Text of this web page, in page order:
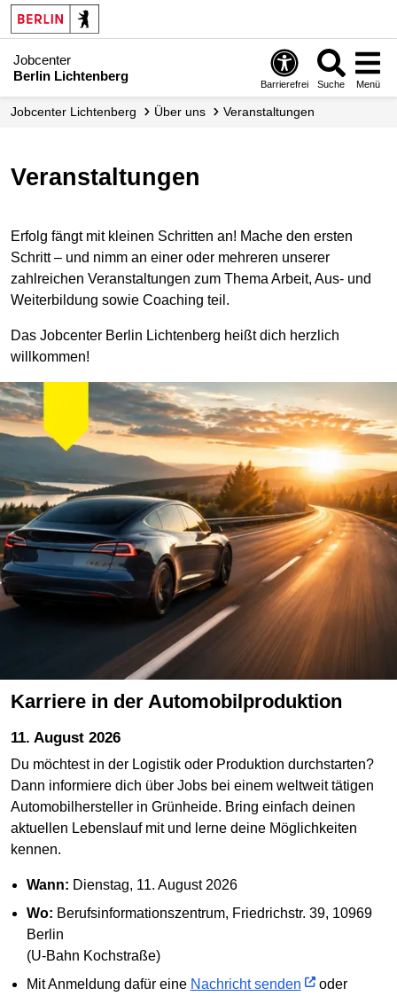
Jobcenter
Berlin Lichtenberg
Barrierefrei Suche Menü
Jobcenter Lichtenberg Über uns Veranstaltungen
Veranstaltungen
Erfolg fängt mit kleinen Schritten an! Mache den ersten
Schritt – und nimm an einer oder mehreren unserer
zahlreichen Veranstaltungen zum Thema Arbeit, Aus- und
Weiterbildung sowie Coaching teil.
Das Jobcenter Berlin Lichtenberg heißt dich herzlich
willkommen!
Karriere in der Automobilproduktion
11. August 2026
Du möchtest in der Logistik oder Produktion durchstarten?
Dann informiere dich über Jobs bei einem weltweit tätigen
Automobilhersteller in Grünheide. Bring einfach deinen
aktuellen Lebenslauf mit und lerne deine Möglichkeiten
kennen.
Wann: Dienstag, 11. August 2026
Wo: Berufsinformationszentrum, Friedrichstr. 39, 10969
Berlin
(U-Bahn Kochstraße)
Mit Anmeldung dafür eine Nachricht senden
oder